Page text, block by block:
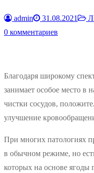
admin 31.08.2021
0 комментариев
Благодаря широкому
занимает особое место в
чистки сосудов,
улучшение
При многих патологиях
в обычном режиме, но
которых на основе ягоды